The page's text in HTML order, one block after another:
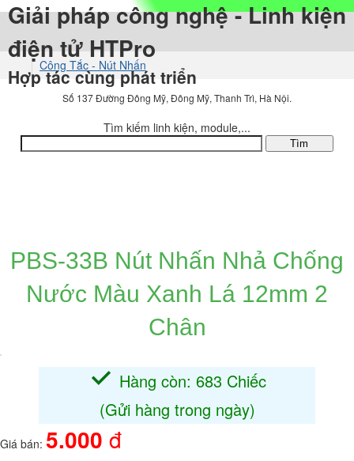
Giải pháp công nghệ - Linh kiện
điện tử HTPro
Hợp tác cùng phát triển
Công Tắc - Nút Nhấn
Nút Nhấn Push
Số 137 Đường Đông Mỹ, Đông Mỹ, Thanh Trì, Hà Nội.
Tìm kiếm linh kiện, module,...
PBS-33B Nút Nhấn Nhả Chống
Nước Màu Xanh Lá 12mm 2
Chân
Hàng còn: 683 Chiếc
(Gửi hàng trong ngày)
Giá bán: 5.000 đ